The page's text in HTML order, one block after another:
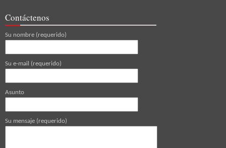
Contáctenos
Su nombre (requerido)
Su e-mail (requerido)
Asunto
Su mensaje (requerido)